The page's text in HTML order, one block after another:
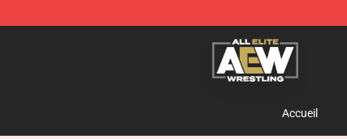
Aew Shop ⚡️ Official Aew Merchandise Store
Accueil